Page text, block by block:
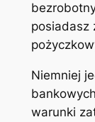
posiadasz
Niemniej
warunki